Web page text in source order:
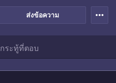
ส่งข้อความ more_horiz
กระทู้ที่ตอบ